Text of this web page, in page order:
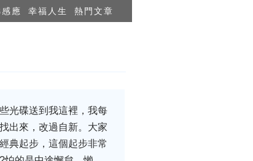
應 幸福人生 熱門文章
光碟送到我這裡，我每
出來，改過自新。大家
典起步，這個起步非常